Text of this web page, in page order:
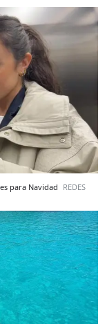
para Navidad REDES